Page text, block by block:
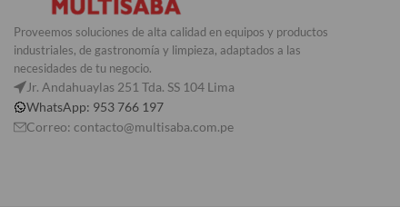
Proveemos soluciones de alta calidad en equipos y productos
industriales, de gastronomía y limpieza, adaptados a las
necesidades de tu negocio.
Jr. Andahuaylas 251 Tda. SS 104 Lima
WhatsApp: 953 766 197
Correo: contacto@multisaba.com.pe